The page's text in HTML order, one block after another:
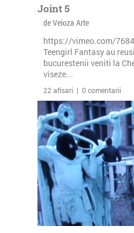
Joint 5
de Veioza Arte
https://vimeo.com/
Teengirl Fantasy au
bucurestenii veniti la
viseze...
22 afisari | 0 comentarii